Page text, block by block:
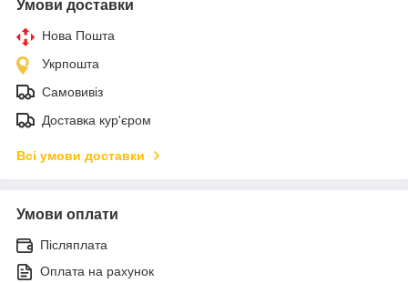
Умови доставки
Нова Пошта
Укрпошта
Самовивіз
Доставка кур'єром
Всі умови доставки
Умови оплати
Післяплата
Оплата на рахунок